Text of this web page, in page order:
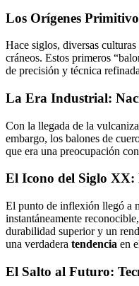
Los Orígenes
Hace siglos, diversas
cráneos. Estos primeros
de precisión y técnica
La Era Industrial:
Con la llegada de la
embargo, los balones de
que era una preocupación
El Icono del Siglo XX:
El punto de inflexión llegó a
instantáneamente
durabilidad superior y un
una verdadera tendencia en
El Salto al Futuro: